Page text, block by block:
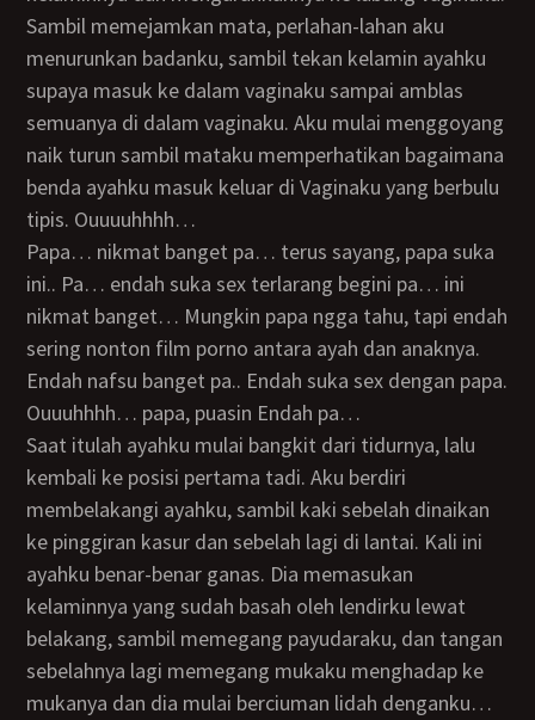
Sambil memejamkan mata, perlahan-lahan aku
menurunkan badanku, sambil tekan kelamin ayahku
supaya masuk ke dalam vaginaku sampai amblas
semuanya di dalam vaginaku. Aku mulai menggoyang
naik turun sambil mataku memperhatikan bagaimana
benda ayahku masuk keluar di Vaginaku yang berbulu
tipis. Ouuuuhhhh…
papa… nikmat banget pa… terus sayang, papa suka
ini.. Pa… endah suka sex terlarang begini pa… ini
nikmat banget… Mungkin papa ngga tahu, tapi endah
sering nonton film porno antara ayah dan anaknya.
Endah nafsu banget pa.. Endah suka sex dengan papa.
Ouuuhhhh… papa, puasin Endah pa…
saat itulah ayahku mulai bangkit dari tidurnya, lalu
kembali ke posisi pertama tadi. Aku berdiri
membelakangi ayahku, sambil kaki sebelah dinaikan
ke pinggiran kasur dan sebelah lagi di lantai. Kali ini
ayahku benar-benar ganas. Dia memasukan
kelaminnya yang sudah basah oleh lendirku lewat
belakang, sambil memegang payudaraku, dan tangan
sebelahnya lagi memegang mukaku menghadap ke
mukanya dan dia mulai berciuman lidah denganku…